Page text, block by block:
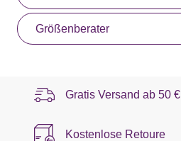
Größenberater
Gratis Versand ab 50 €
Kostenlose Retoure